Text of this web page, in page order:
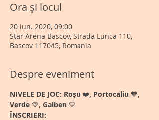
Ora și locul
20 iun. 2020, 09:00
Star Arena Bascov, Strada Lunca 110,
Bascov 117045, Romania
Despre eveniment
NIVELE DE JOC: Roșu ❤️, Portocaliu 🧡,
Verde 💚, Galben 💛
ÎNSCRIERI: